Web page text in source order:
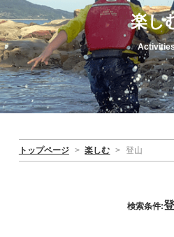
トップページ > 楽しむ > 登山
楽し
検索条件: